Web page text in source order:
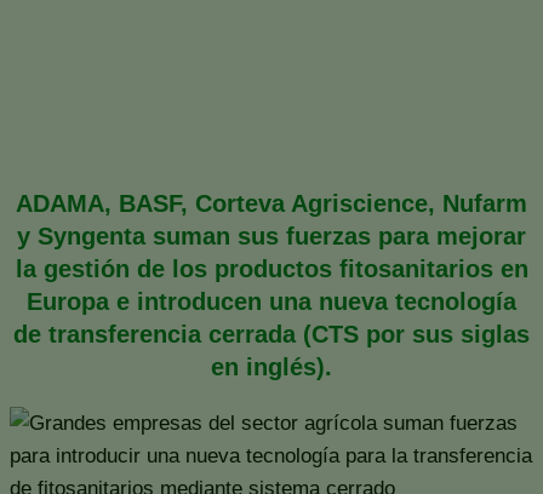
ADAMA, BASF, Corteva Agriscience, Nufarm
y Syngenta suman sus fuerzas para mejorar
la gestión de los productos fitosanitarios en
Europa e introducen una nueva tecnología
de transferencia cerrada (CTS por sus siglas
en inglés).